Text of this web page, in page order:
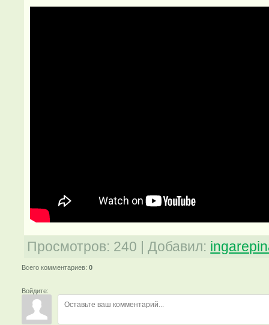
Просмотров: 240 |Добавил:
Всего комментариев:0
Войдите: